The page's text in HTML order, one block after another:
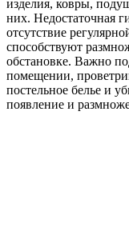
изделия, ковры,
них. Недостаточная
отсутствие
способствуют
обстановке. Важно
помещении,
постельное белье и
появление и